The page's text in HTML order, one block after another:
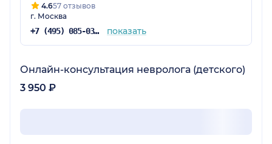
4.657 отзывов
г. Москва
+7 (495) 085-03-06 показать
Онлайн-консультация невролога (детского)
3 950 ₽